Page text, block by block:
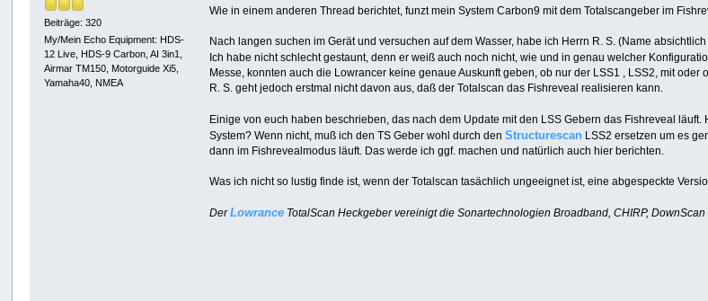
Beiträge: 320
My/Mein Echo Equipment: HDS-
12 Live, HDS-9 Carbon, AI 3in1,
Airmar TM150, Motorguide Xi5,
Yamaha40, NMEA
Wie in einem anderen Thread berichtet, funzt mein System Carbon9 mit dem Totalscangeber im
Nach langen suchen im Gerät und versuchen auf dem Wasser, habe ich Herrn R. S. (Name
Ich habe nicht schlecht gestaunt, denn er weiß auch noch nicht, wie und in genau welcher
Messe, konnten auch die Lowrancer keine genaue Auskunft geben, ob nur der LSS1 , LSS2, mit
R. S. geht jedoch erstmal nicht davon aus, daß der Totalscan das Fishreveal realisieren kann.
Einige von euch haben beschrieben, das nach dem Update mit den LSS Gebern das Fishreveal
System? Wenn nicht, muß ich den TS Geber wohl durch denStructurescan LSS2 ersetzen um es
dann im Fishrevealmodus läuft. Das werde ich ggf. machen und natürlich auch hier berichten.
Was ich nicht so lustig finde ist, wenn der Totalscan tasächlich ungeeignet ist, eine abgespeckte
DerLowrance TotalScan Heckgeber vereinigt die Sonartechnologien Broadband, CHIRP,